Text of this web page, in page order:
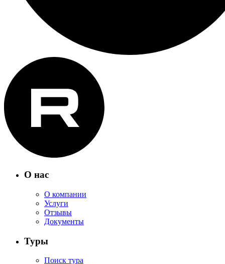
О нас
О компании
Услуги
Отзывы
Документы
Туры
Поиск тура